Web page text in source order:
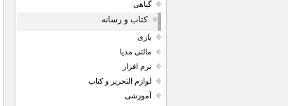
گیاهی
کتاب و رسانه
بازی
مالتی مدیا
نرم افزار
لوازم التحریر و کتاب
آموزشی